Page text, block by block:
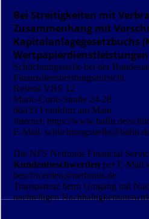
Bei Streitigkeiten mit
Zusammenhang mit
Kapitalanlagegesetzbuchs
Wertpapierdienstleistungen
Schlichtungsstelle bei der
Finanzdienstleistungsaufsicht
Referat VBS 12
Marie-Curie-Straße 24-28
60439 Frankfurt am Main
Internet: https://www.bafin.de/
E-Mail:
Die NFS Netfonds Financial
Kundenbeschwerden per E-Mail
beschwerden@netfonds.de
Transparenz beim Umgang mit
nachteiligen